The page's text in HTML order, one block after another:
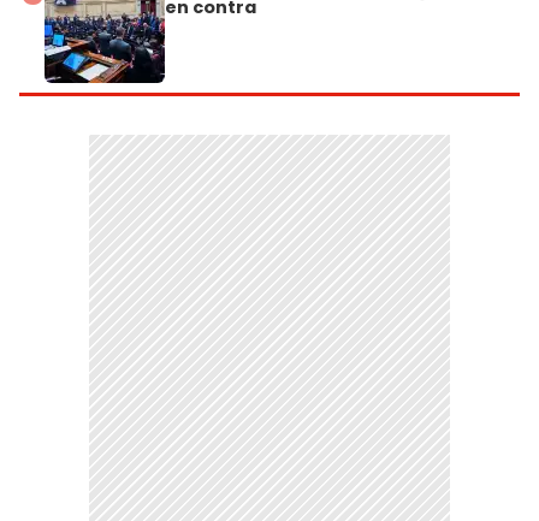
en contra